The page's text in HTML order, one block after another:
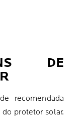
DE
recomendada
protetor solar.